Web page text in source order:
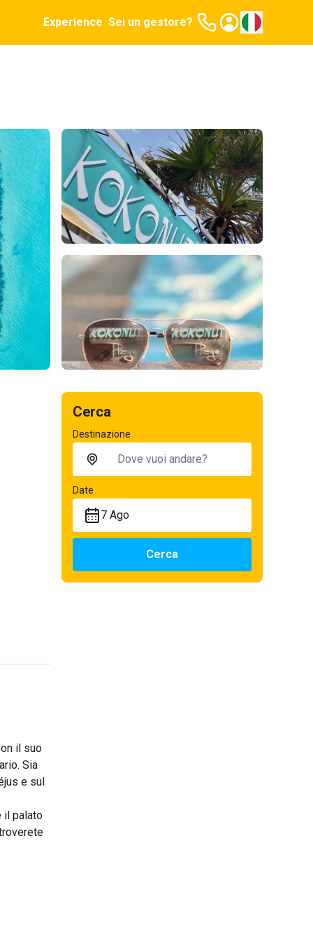
Experience Sei un gestore?
il suo
Sia
e sul
il palato
Cerca
Destinazione
Date
7 Ago
Cerca